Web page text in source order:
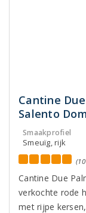
Cantine
Salento
Smaakprofiel
Smeuïg, rijk
Cantine Due
verkochte rode
met rijpe